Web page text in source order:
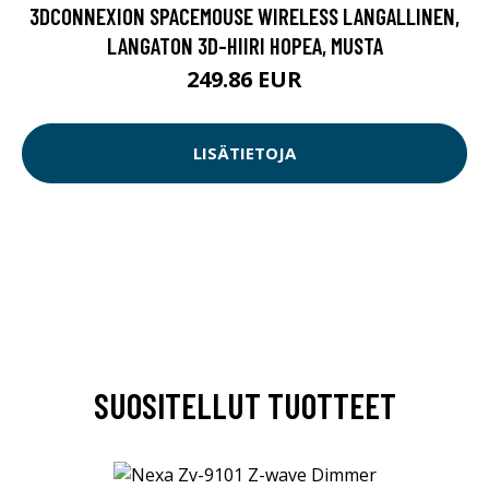
3DCONNEXION SPACEMOUSE WIRELESS LANGALLINEN,
LANGATON 3D-HIIRI HOPEA, MUSTA
249.86 EUR
LISÄTIETOJA
SUOSITELLUT TUOTTEET